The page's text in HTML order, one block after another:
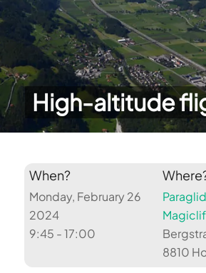
High-altitude
When?
Monday, February 26
2024
9:45 - 17:00
8810